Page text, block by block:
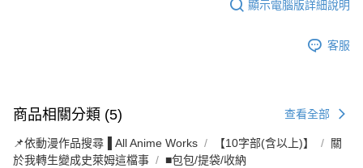
顯示電腦版詳細說明
客服
商品相關分類 (5) 查看全部
📌依動漫作品搜尋▐ All Anime Works 【10字部(含以上)】
關
於我轉生變成史萊姆這檔事
■包包/提袋/收納